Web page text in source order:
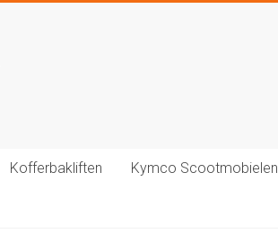
Kofferbakliften Kymco Scootmobielen